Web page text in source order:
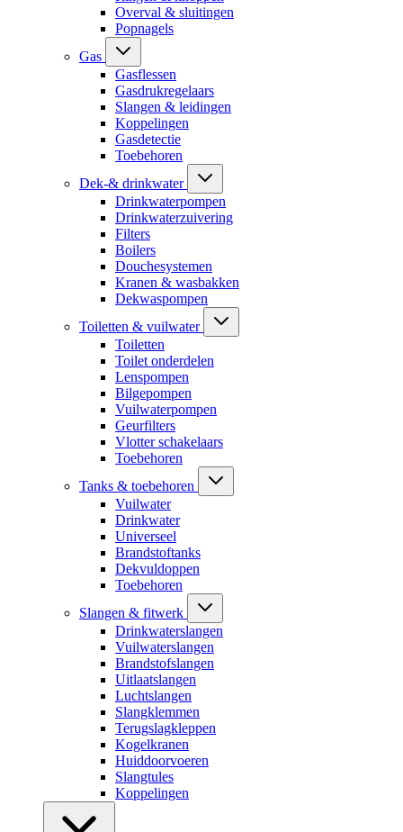
Overval & sluitingen
Popnagels
Gas
Gasflessen
Gasdrukregelaars
Slangen & leidingen
Koppelingen
Gasdetectie
Toebehoren
Dek-& drinkwater
Drinkwaterpompen
Drinkwaterzuivering
Filters
Boilers
Douchesystemen
Kranen & wasbakken
Dekwaspompen
Toiletten & vuilwater
Toiletten
Toilet onderdelen
Lenspompen
Bilgepompen
Vuilwaterpompen
Geurfilters
Vlotter schakelaars
Toebehoren
Tanks & toebehoren
Vuilwater
Drinkwater
Universeel
Brandstoftanks
Dekvuldoppen
Toebehoren
Slangen & fitwerk
Drinkwaterslangen
Vuilwaterslangen
Brandstofslangen
Uitlaatslangen
Luchtslangen
Slangklemmen
Terugslagkleppen
Kogelkranen
Huiddoorvoeren
Slangtules
Koppelingen